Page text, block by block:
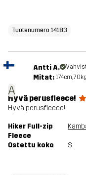
Tuotenumero 14183
A
Antti A.
Mitat: 174cm, 70kg
Hyvä perusfleece!
Hyvä perusfleece!
Hiker Full-zip
Fleece
Ostettu koko S